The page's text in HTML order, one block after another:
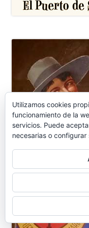
Utilizamos cookies
funcionamiento de la
servicios. Puede
necesarias o